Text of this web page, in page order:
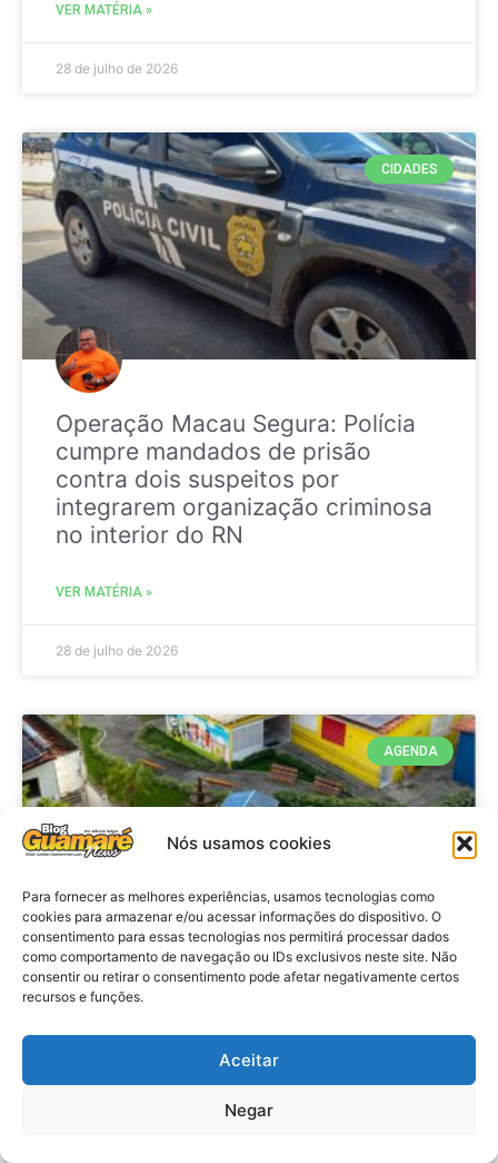
Nós usamos cookies
Para fornecer as melhores experiências, usamos tecnologias como
cookies para armazenar e/ou acessar informações do dispositivo. O
consentimento para essas tecnologias nos permitirá processar dados
como comportamento de navegação ou IDs exclusivos neste site. Não
consentir ou retirar o consentimento pode afetar negativamente certos
recursos e funções.
Aceitar
Negar
VER MATÉRIA »
28 de julho de 2026
CIDADES
Operação Macau Segura: Polícia
cumpre mandados de prisão
contra dois suspeitos por
integrarem organização criminosa
no interior do RN
VER MATÉRIA »
28 de julho de 2026
AGENDA
Agenda: 10ª Mostra Pedagógica
da Casa Durval Paiva acontecerá
nesta quarta-feira (29)